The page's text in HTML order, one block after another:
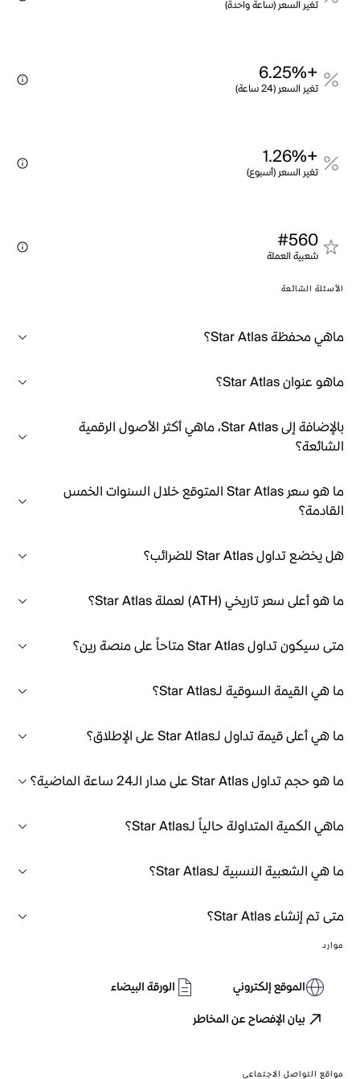
تغير السعر (ساعة واحدة)
+6.25%
تغير السعر (24 ساعة)
+1.26%
تغير السعر (أسبوع)
#560
شعبية العملة
الأسئلة الشائعة
ماهي محفظة Star Atlas؟
ماهو عنوان Star Atlas؟
بالإضافة إلى Star Atlas، ماهي أكثر الأصول الرقمية
الشائعة؟
ما هو سعر Star Atlas المتوقع خلال السنوات الخمس
القادمة؟
هل يخضع تداول Star Atlas للضرائب؟
ما هو أعلى سعر تاريخي (ATH) لعملة Star Atlas؟
متى سيكون تداول Star Atlas متاحاً على منصة رين؟
ما هي القيمة السوقية لـStar Atlas؟
ما هي أعلى قيمة تداول لـStar Atlas على الإطلاق؟
ما هو حجم تداول Star Atlas على مدار الـ24 ساعة الماضية؟
ماهي الكمية المتداولة حالياً لـStar Atlas؟
ما هي الشعبية النسبية لـStar Atlas؟
متى تم إنشاء Star Atlas؟
موارد
الموقع إلكتروني
الورقة البيضاء
بيان الإفصاح عن المخاطر
مواقع التواصل الاجتماعي